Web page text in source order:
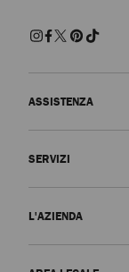
ASSISTENZA
SERVIZI
L'AZIENDA